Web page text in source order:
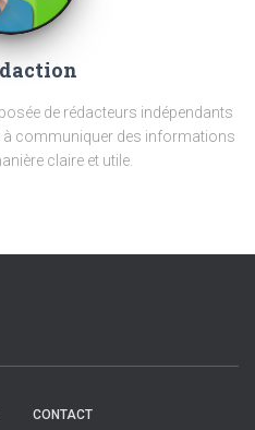
de rédacteurs indépendants
communiquer des informations
claire et utile.
CONTACT